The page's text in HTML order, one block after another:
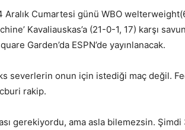
Aralık Cumartesi günü WBO
Kavaliauskas’a (21-0-1, 17) karşı
Garden’da ESPN’de yayınlanacak.
severlerin onun için istediği maç değil.
rakip.
gerekiyordu, ama asla bilemezsin. Şimdi